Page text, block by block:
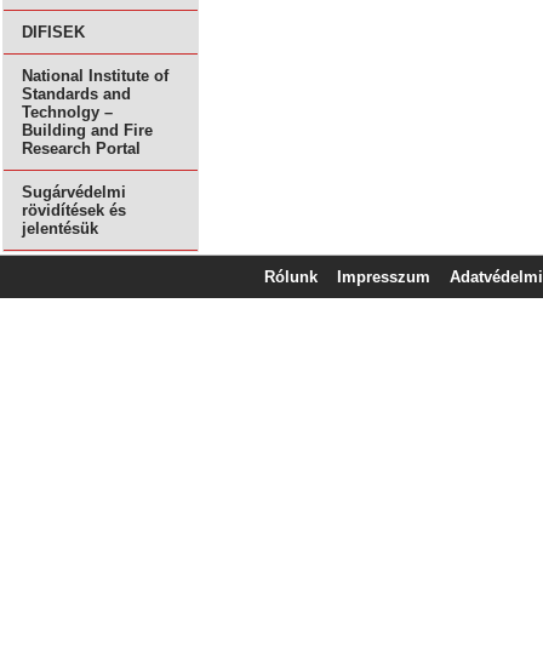
DIFISEK
National Institute of
Standards and
Technolgy –
Building and Fire
Research Portal
Sugárvédelmi
rövidítések és
jelentésük
Rólunk Impresszum